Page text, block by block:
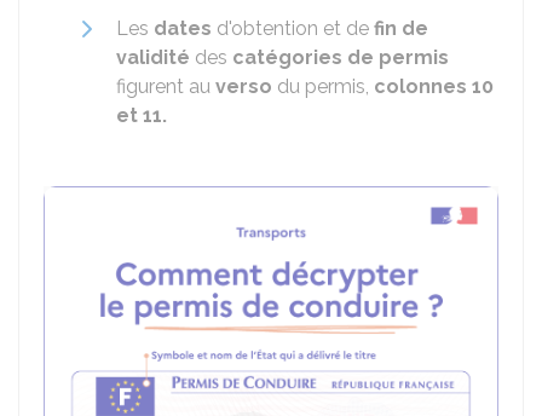
Les dates d'obtention et de fin de
validité des catégories de permis
figurent au verso du permis, colonnes 10
et 11.